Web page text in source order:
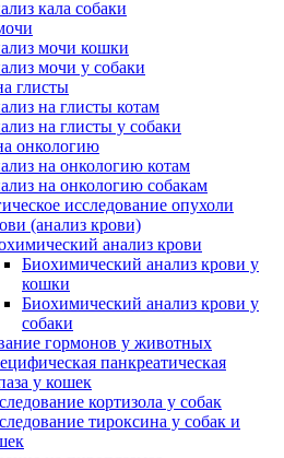
кала собаки
мочи кошки
мочи у собаки
глисты
на глисты котам
на глисты у собаки
онкологию
на онкологию котам
на онкологию собакам
исследование опухоли
(анализ крови)
анализ крови
Биохимический анализ крови у
кошки
Биохимический анализ крови у
собаки
гормонов у животных
панкреатическая
у кошек
кортизола у собак
тироксина у собак и